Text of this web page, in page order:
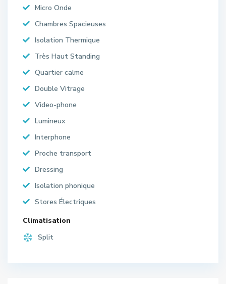
Micro Onde
Chambres Spacieuses
Isolation Thermique
Très Haut Standing
Quartier calme
Double Vitrage
Video-phone
Lumineux
Interphone
Proche transport
Dressing
Isolation phonique
Stores Électriques
Climatisation
Split